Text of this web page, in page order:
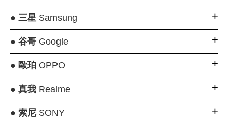
● 三星Samsung
● 谷哥Google
● 歐珀OPPO
● 真我Realme
● 索尼SONY